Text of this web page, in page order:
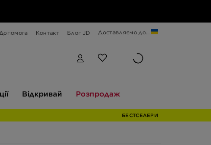
Контакт Блог JD Доставляємо до...
Відкривай Розпродаж
БЕСТСЕЛЕРИ